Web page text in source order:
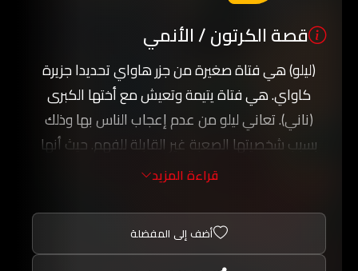
قصة الكرتون / الأنمي
(ليلو) هي فتاة صغيرة من جزر هاواي تحديدا جزيرة
كاواي. هي فتاة يتيمة وتعيش مع أختها الكبرى
(ناني). تعاني ليلو من عدم إعجاب الناس بها وذلك
بسبب شخصيتها الصعبة غير القابلة للفهم. حيث أنها
بدأت تعاني من الوحدة من بعد وفاة والديها في
السماء. فتقوم بتمني أمنية. وهي أن يكتب لها القدر
صديق حقيقي، صديق وفي، صديق لا يتركها ويرحل
قراءة المزيد
أضف إلى المفضلة